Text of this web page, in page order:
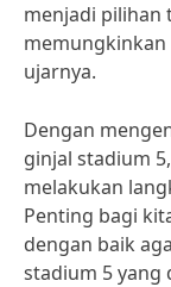
menjadi pilihan
ujarnya.
Dengan
ginjal stadium
melakukan
Penting bagi
dengan baik
stadium 5 yang